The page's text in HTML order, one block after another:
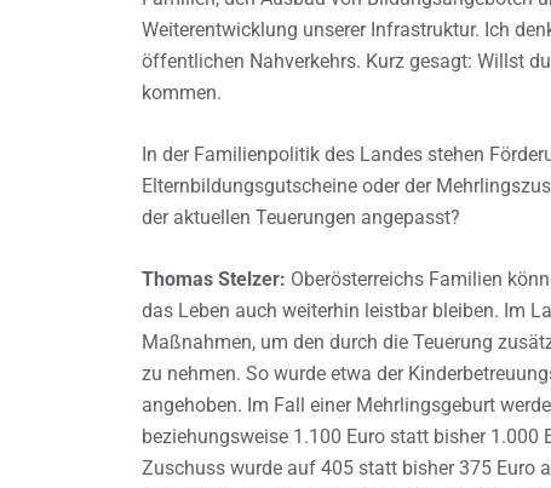
Weiterentwicklung unserer Infrastruktur. Ich
öffentlichen Nahverkehrs. Kurz gesagt: Willst
kommen.
In der Familienpolitik des Landes stehen
Elternbildungsgutscheine oder der
der aktuellen Teuerungen angepasst?
Thomas Stelzer: Oberösterreichs Familien
das Leben auch weiterhin leistbar bleiben. Im
Maßnahmen, um den durch die Teuerung
zu nehmen. So wurde etwa der
angehoben. Im Fall einer Mehrlingsgeburt
beziehungsweise 1.100 Euro statt bisher 1.000
Zuschuss wurde auf 405 statt bisher 375 Euro